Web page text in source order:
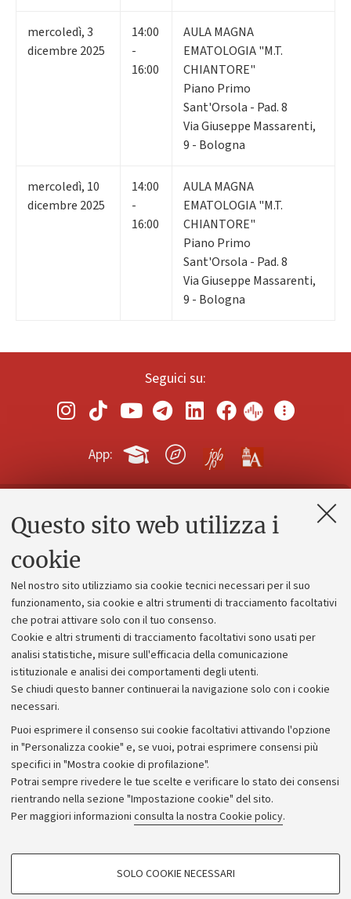
Questo sito web utilizza i
cookie
Nel nostro sito utilizziamo sia cookie tecnici necessari per il suo
funzionamento, sia cookie e altri strumenti di tracciamento facoltativi
che potrai attivare solo con il tuo consenso.
Cookie e altri strumenti di tracciamento facoltativi sono usati per
analisi statistiche, misure sull'efficacia della comunicazione
istituzionale e analisi dei comportamenti degli utenti.
Se chiudi questo banner continuerai la navigazione solo con i cookie
necessari.
Puoi esprimere il consenso sui cookie facoltativi attivando l'opzione
in "Personalizza cookie" e, se vuoi, potrai esprimere consensi più
specifici in "Mostra cookie di profilazione".
Potrai sempre rivedere le tue scelte e verificare lo stato dei consensi
rientrando nella sezione "Impostazione cookie" del sito.
Per maggiori informazioni consulta la nostra Cookie policy.
COOKIE DI PROFILAZIONE - FACOLTATIVI
SOLO COOKIE NECESSARI
mercoledì,3
dicembre 2025
14:00
-
16:00
AULA MAGNA
EMATOLOGIA "M.T.
CHIANTORE"
Piano Primo
Sant'Orsola - Pad. 8
Via Giuseppe Massarenti,
9 - Bologna
mercoledì, 10
dicembre 2025
14:00
-
16:00
AULA MAGNA
EMATOLOGIA "M.T.
CHIANTORE"
Piano Primo
Sant'Orsola - Pad. 8
Via Giuseppe Massarenti,
9 - Bologna
Seguici su:
App:
Contatti e PEC
Alumni community
Piano strategico
Bilanci
Donazioni e 5x1000
Merchandising - UniboStore
Bandi, gare e concorsi
Albo online
Amministrazione trasparente
Atti di notifica
Informazioni sul sito e accessibilità
Dichiarazione di accessibilità
Privacy e note legali